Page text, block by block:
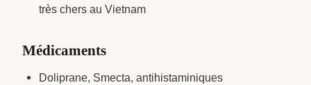
très chers au Vietnam
Médicaments
Doliprane, Smecta, antihistaminiques